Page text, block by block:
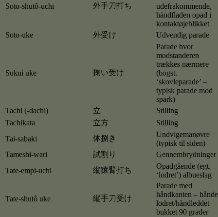
Soto-shutô-uchi 外手刀打ち
udefrakommende,
håndfladen opad i
kontaktøjeblikket
Soto-uke
外受け Udvendig parade
Sukui uke 掬い受け
Parade hvor
modstanderen
trækkes nærmere
(bogst.
‘skovleparade’ –
typisk parade mod
spark)
Tachi (-dachi)
立
Stilling
Tachikata
立方
Stilling
Tai-sabaki
体捌き
Undvigemanøvre
(typisk til siden)
Tameshi-wari
試割り
Gennembrydninger
Tate-empi-uchi
縦猿臂打ち
Opadgående (egt.
‘lodret’) albueslag
Tate-shutô uke 縦手刀受け
Parade med
håndkanten –
lodret/håndleddet
bukket 90 grader